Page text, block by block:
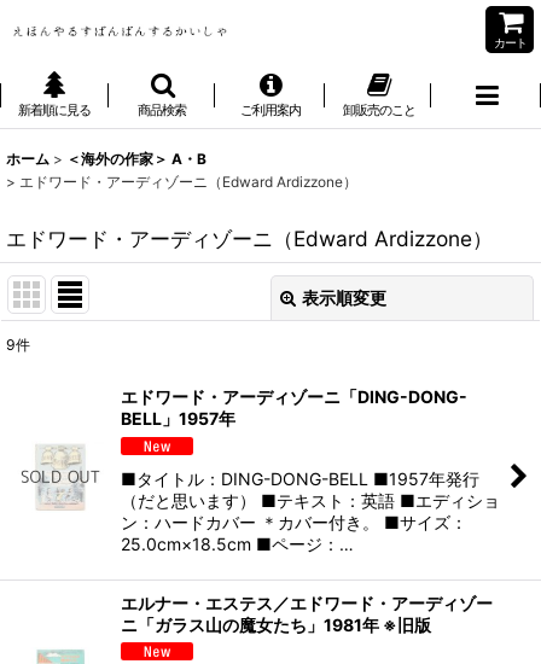
カート
新着順に見る 商品検索 ご利用案内 卸販売のこと
ホーム > ＜海外の作家＞ A・B
> エドワード・アーディゾーニ（Edward Ardizzone）
エドワード・アーディゾーニ（Edward Ardizzone）
表示順変更
絞り込む
9件
エドワード・アーディゾーニ「DING-DONG-
BELL」1957年
■タイトル：DING-DONG-BELL ■1957年発行
（だと思います） ■テキスト：英語 ■エディショ
ン：ハードカバー ＊カバー付き。 ■サイズ：
25.0cm×18.5cm ■ページ：…
エルナー・エステス／エドワード・アーディゾー
ニ「ガラス山の魔女たち」1981年 ※旧版